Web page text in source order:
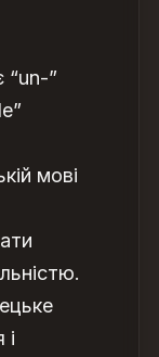
“un-”
мові